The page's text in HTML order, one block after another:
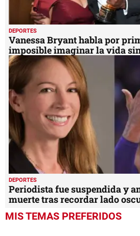
DEPORTES
Vanessa Bryant habla por
imposible imaginar la vida
DEPORTES
Periodista fue suspendida y
muerte tras recordar lado
MIS TEMAS PREFERIDOS